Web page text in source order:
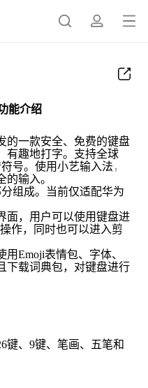
打
菜
能介绍
的一款安全、免费的键盘
有趣地打字。支持全球
号。使用小艺输入法 ，
的输入。
组成。当前仅适配华为
面，用户可以使用键盘进
作，同时也可以进入剪
用Emoji表情包、字体、
下载词典包，对键盘进行
键、9键、笔画、五笔和